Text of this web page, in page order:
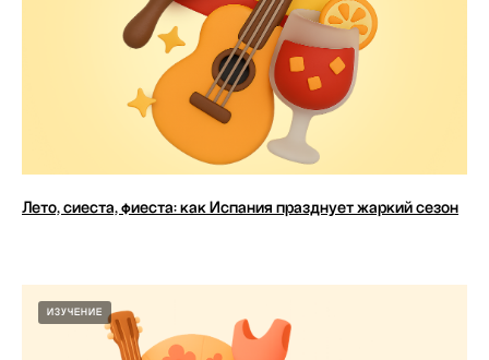
Лето, сиеста, фиеста: как Испания празднует жаркий сезон
ИЗУЧЕНИЕ